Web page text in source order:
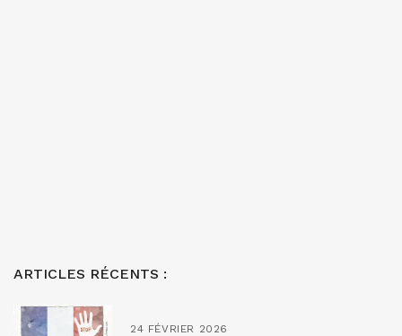
ARTICLES RÉCENTS :
24 FÉVRIER 2026